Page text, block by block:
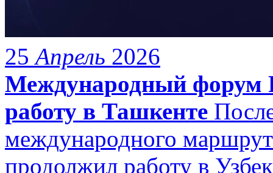
25 Апрель 2026
Международный
работу в Ташкенте
международного
продолжил работу в